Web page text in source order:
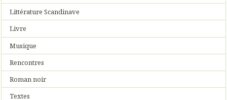
Littérature Scandinave
Livre
Musique
Rencontres
Roman noir
Textes